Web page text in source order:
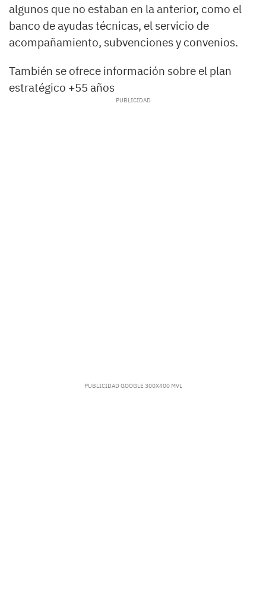
algunos que no estaban en la anterior, como el
banco de ayudas técnicas, el servicio de
acompañamiento, subvenciones y convenios.
También se ofrece información sobre el plan
estratégico +55 años